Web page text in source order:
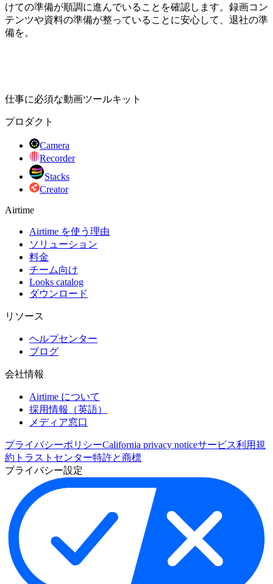
けての準備が順調に進んでいることを確認します。録画コン
テンツや資料の準備が整っていることに安心して、退社の準
備を。
仕事に必須な動画ツールキット
プロダクト
Camera
Recorder
Stacks
Creator
Airtime
Airtime を使う理由
ソリューション
料金
チーム向け
Looks catalog
ダウンロード
リソース
ヘルプセンター
ブログ
会社情報
Airtime について
採用情報（英語）
メディア窓口
プライバシーポリシーCalifornia privacy noticeサービス利用規
約 トラストセンター特許と商標
プライバシー設定